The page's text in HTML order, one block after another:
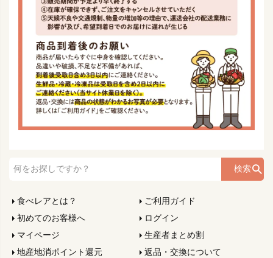
検索
食べレアとは？
ご利用ガイド
初めてのお客様へ
ログイン
マイページ
生産者まとめ割
地産地消ポイント還元
返品・交換について